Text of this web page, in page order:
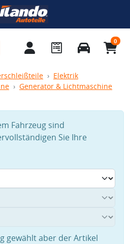
0
Elektrik
Generator & Lichtmaschine
Fahrzeug sind
Sie Ihre
gewählt aber der Artikel